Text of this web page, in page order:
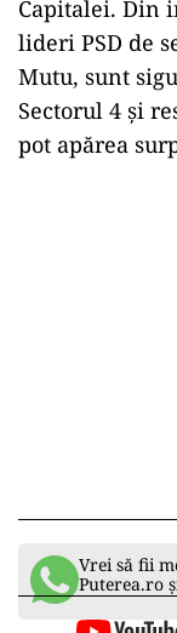
Capitalei. Din
lideri PSD de
Mutu, sunt
Sectorul 4 și
pot apărea
Vrei să fii
Puterea.ro